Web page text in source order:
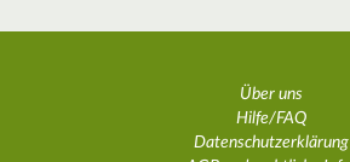
Über uns
Hilfe/FAQ
Datenschutzerklärung